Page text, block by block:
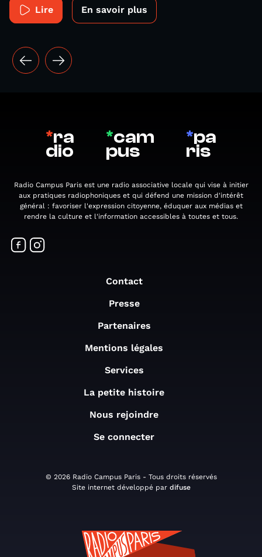
Lire En savoir plus
*ra
dio
*cam
pus
*pa
ris
Radio Campus Paris est une radio associative locale qui vise à initier
aux pratiques radiophoniques et qui défend une mission d'intérêt
général : favoriser l'expression citoyenne, éduquer aux médias et
rendre la culture et l'information accessibles à toutes et tous.
Contact
Presse
Partenaires
Mentions légales
Services
La petite histoire
Nous rejoindre
Se connecter
© 2026 Radio Campus Paris - Tous droits réservés
Site internet développé par difuse